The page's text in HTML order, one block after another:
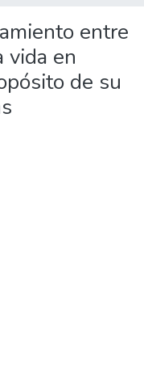
entre
vida en
de su